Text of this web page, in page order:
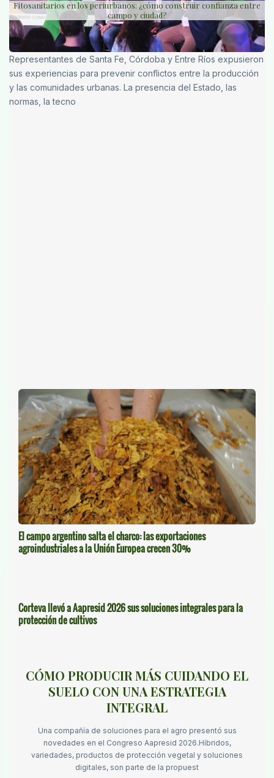
Fitosanitarios en los periurbanos: ¿cómo construir confianza entre
campo y ciudad?
Representantes de Santa Fe, Córdoba y Entre Ríos expusieron
sus experiencias para prevenir conflictos entre la producción
y las comunidades urbanas. La presencia del Estado, las
normas, la tecno
El campo argentino salta el charco: las exportaciones
agroindustriales a la Unión Europea crecen 30%
Corteva llevó a Aapresid 2026 sus soluciones integrales para la
protección de cultivos
CÓMO PRODUCIR MÁS CUIDANDO EL
SUELO CON UNA ESTRATEGIA
INTEGRAL
Una compañía de soluciones para el agro presentó sus
novedades en el Congreso Aapresid 2026.Híbridos,
variedades, productos de protección vegetal y soluciones
digitales, son parte de la propuest